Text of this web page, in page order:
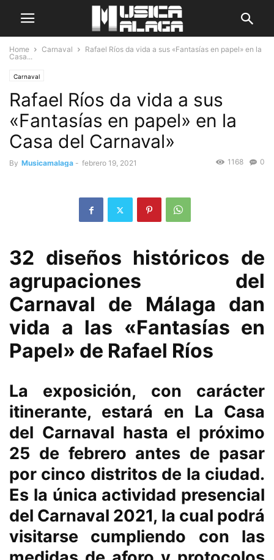
Home Carnaval
Rafael Ríos da vida a sus «Fantasías en papel» en la
Casa...
Carnaval
Rafael Ríos da vida a sus
«Fantasías en papel» en la
Casa del Carnaval»
By Musicamalaga - febrero 19, 2021 0
1168
32 diseños históricos de
agrupaciones del
Carnaval de Málaga dan
vida a las «Fantasías en
Papel» de Rafael Ríos
La exposición, con carácter
itinerante, estará en La Casa
del Carnaval hasta el próximo
25 de febrero antes de pasar
por cinco distritos de la ciudad.
Es la única actividad presencial
del Carnaval 2021, la cual podrá
visitarse cumpliendo con las